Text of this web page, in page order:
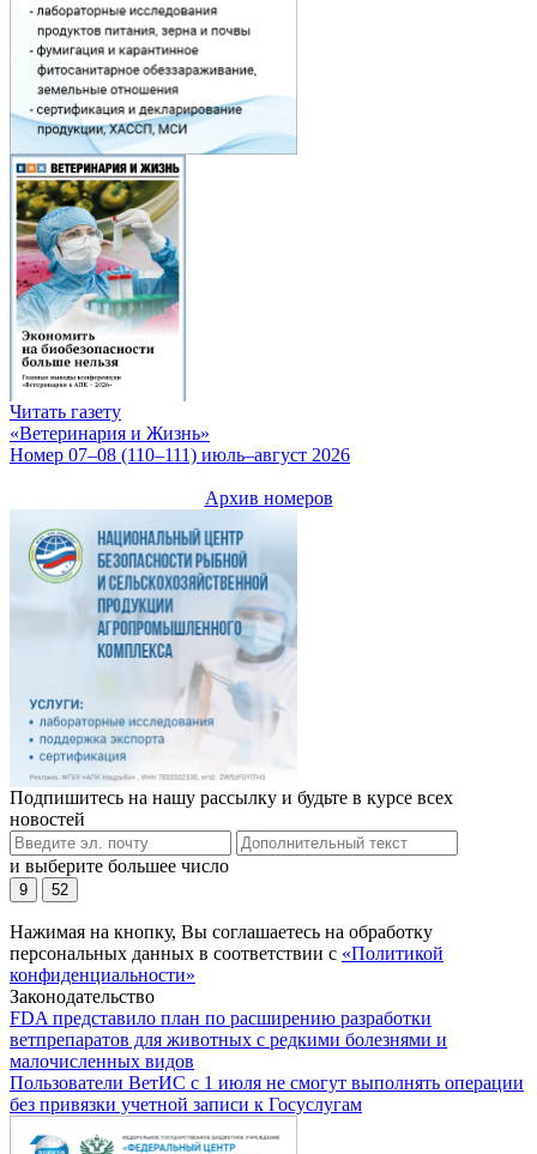
Читать газету
«Ветеринария и Жизнь»
Номер 07–08 (110–111) июль–август 2026
Архив номеров
Подпишитесь на нашу рассылку и будьте в курсе всех
новостей
и выберите большее число
9 52
Нажимая на кнопку, Вы соглашаетесь на обработку
персональных данных в соответствии с «Политикой
конфиденциальности»
Законодательство
FDA представило план по расширению разработки
ветпрепаратов для животных с редкими болезнями и
малочисленных видов
Пользователи ВетИС с 1 июля не смогут выполнять операции
без привязки учетной записи к Госуслугам